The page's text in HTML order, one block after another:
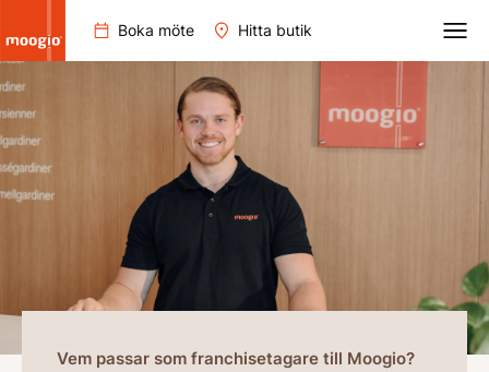
Boka möte Hitta butik
Vem passar som franchisetagare till Moogio?